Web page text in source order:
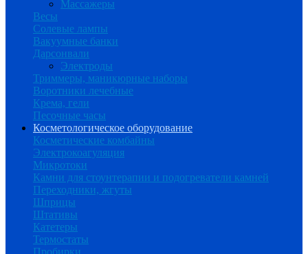
Массажеры
Весы
Солевые лампы
Вакуумные банки
Дарсонвали
Электроды
Триммеры, маникюрные наборы
Воротники лечебные
Крема, гели
Песочные часы
Косметологическое оборудование
Косметические комбайны
Электрокоагуляция
Микротоки
Камни для стоунтерапии и подогреватели камней
Переходники, жгуты
Шприцы
Штативы
Катетеры
Термостаты
Пробирки